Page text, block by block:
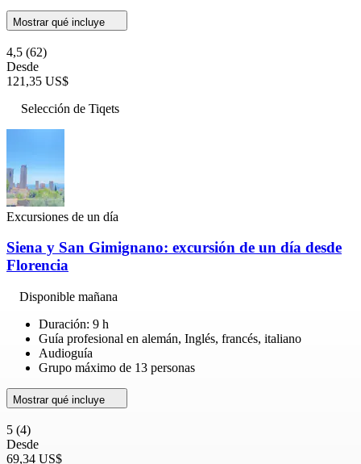
Mostrar qué incluye
4,5 (62)
Desde
121,35 US$
Selección de Tiqets
Excursiones de un día
Siena y San Gimignano: excursión de un día desde
Florencia
Disponible mañana
Duración: 9 h
Guía profesional en alemán, Inglés, francés, italiano
Audioguía
Grupo máximo de 13 personas
Mostrar qué incluye
5 (4)
Desde
69,34 US$